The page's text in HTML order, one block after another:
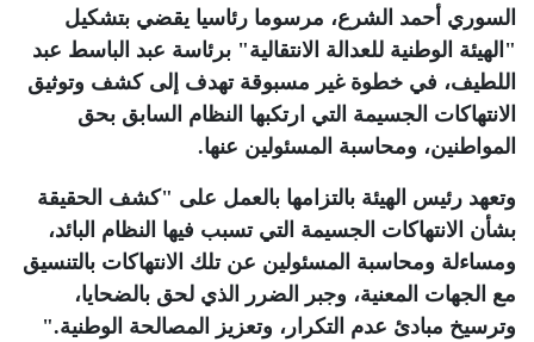
السوري أحمد الشرع، مرسوما رئاسيا يقضي بتشكيل
"الهيئة الوطنية للعدالة الانتقالية" برئاسة عبد الباسط عبد
اللطيف، في خطوة غير مسبوقة تهدف إلى كشف وتوثيق
الانتهاكات الجسيمة التي ارتكبها النظام السابق بحق
المواطنين، ومحاسبة المسئولين عنها.
وتعهد رئيس الهيئة بالتزامها بالعمل على "كشف الحقيقة
بشأن الانتهاكات الجسيمة التي تسبب فيها النظام البائد،
ومساءلة ومحاسبة المسئولين عن تلك الانتهاكات بالتنسيق
مع الجهات المعنية، وجبر الضرر الذي لحق بالضحايا،
وترسيخ مبادئ عدم التكرار، وتعزيز المصالحة الوطنية".